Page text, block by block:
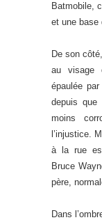
Batmobile,
et une base
De son côté,
au visage
épaulée
depuis que
moins
l’injustice.
à la rue
Bruce
père,
Dans